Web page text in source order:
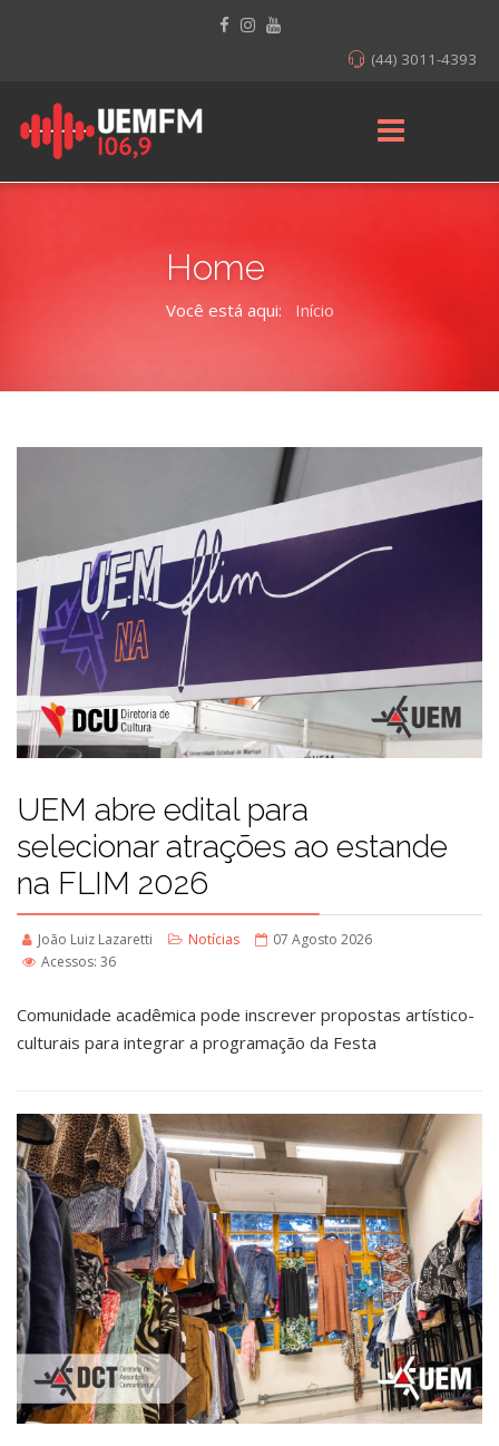
(44) 3011-4393
Home
Você está aqui: Início
UEM abre edital para
selecionar atrações ao estande
na FLIM 2026
João Luiz Lazaretti Notícias
07 Agosto 2026
Acessos: 36
Comunidade acadêmica pode inscrever propostas artístico-
culturais para integrar a programação da Festa